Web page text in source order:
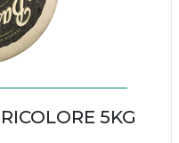
5KG